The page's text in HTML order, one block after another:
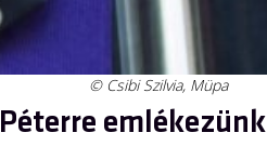
© Csibi Szilvia, Müpa
emlékezünk